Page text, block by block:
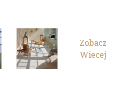
Zobacz
Wiecej